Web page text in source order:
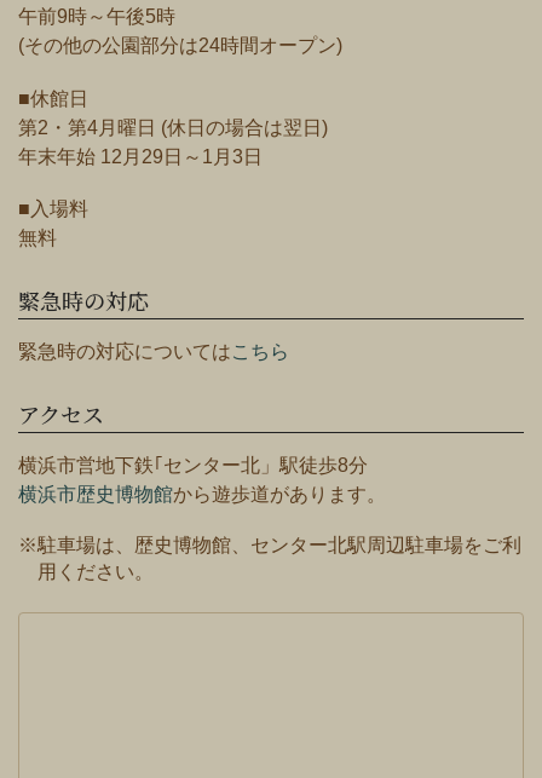
午前9時～午後5時
(その他の公園部分は24時間オープン)
■休館日
第2・第4月曜日 (休日の場合は翌日)
年末年始 12月29日～1月3日
■入場料
無料
緊急時の対応
緊急時の対応についてはこちら
アクセス
横浜市営地下鉄｢センター北」駅徒歩8分
横浜市歴史博物館から遊歩道があります。
※駐車場は、歴史博物館、センター北駅周辺駐車場をご利
用ください。